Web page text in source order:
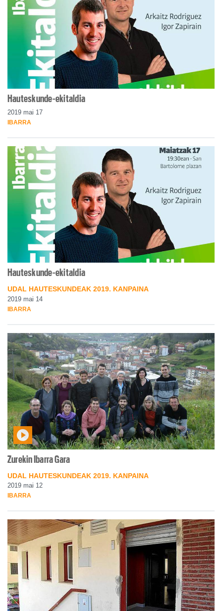
Hauteskunde-ekitaldia
2019 mai 17
IBARRA
Hauteskunde-ekitaldia
UDAL HAUTESKUNDEAK 2019. KANPAINA
2019 mai 14
IBARRA
Zurekin Ibarra Gara
UDAL HAUTESKUNDEAK 2019. KANPAINA
2019 mai 12
IBARRA